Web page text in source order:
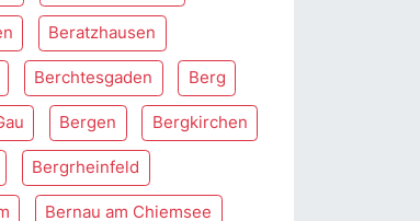
Beratzhausen
Berchtesgaden Berg
Bergen Bergkirchen
Bergrheinfeld
Bernau am Chiemsee